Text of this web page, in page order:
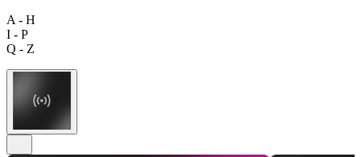
A - H
I - P
Q - Z